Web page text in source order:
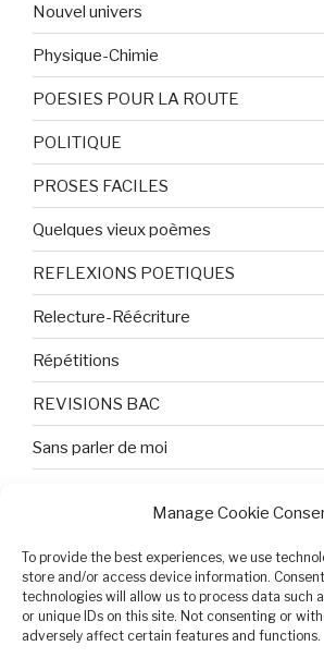
Manage Cookie
To provide the best experiences, we use
store and/or access device information.
technologies will allow us to process data such
or unique IDs on this site. Not consenting or
adversely affect certain features and functions.
Nouvel univers
Physique-Chimie
POESIES POUR LA ROUTE
POLITIQUE
PROSES FACILES
Quelques vieux poèmes
REFLEXIONS POETIQUES
Relecture-Réécriture
Répétitions
REVISIONS BAC
Sans parler de moi
Tristesse et attente
Variable complexe